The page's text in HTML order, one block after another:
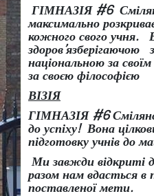
ГІМНАЗІЯ #6
максимально
кожного свого учня.
здоров’язберігаючою
національною за
за своєю філософією
ВІЗІЯ
ГІМНАЗІЯ #6
до успіху! Вона
підготовку учнів до
Ми завжди відкриті
разом нам вдасться в
поставленої мети.